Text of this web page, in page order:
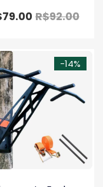
5.00 de 5R$92.00
79.00
-14%